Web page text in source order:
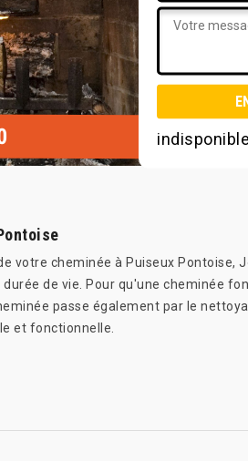
indisponible
votre cheminée à Puiseux Pontoise,
de vie. Pour qu'une cheminée
passe également par le
et fonctionnelle.